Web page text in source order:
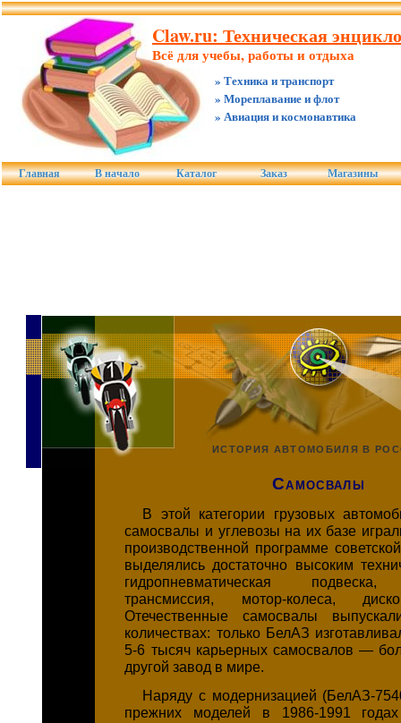
Claw.ru: Техническая
Всё для учебы, работы и отдыха
» Техника и транспорт
» Мореплавание и флот
» Авиация и космонавтика
Главная В начало Каталог Заказ Магазины
ИСТОРИЯ АВТОМОБИЛЯ В
Самосвалы
В этой категории грузовых
самосвалы и углевозы на их базе
производственной программе
выделялись достаточно высоким
гидропневматическая подвеска,
трансмиссия, мотор-колеса,
Отечественные самосвалы
количествах: только БелАЗ
5-6 тысяч карьерных самосвалов —
другой завод в мире.
Наряду с модернизацией (БелАЗ-
прежних моделей в 1986-1991